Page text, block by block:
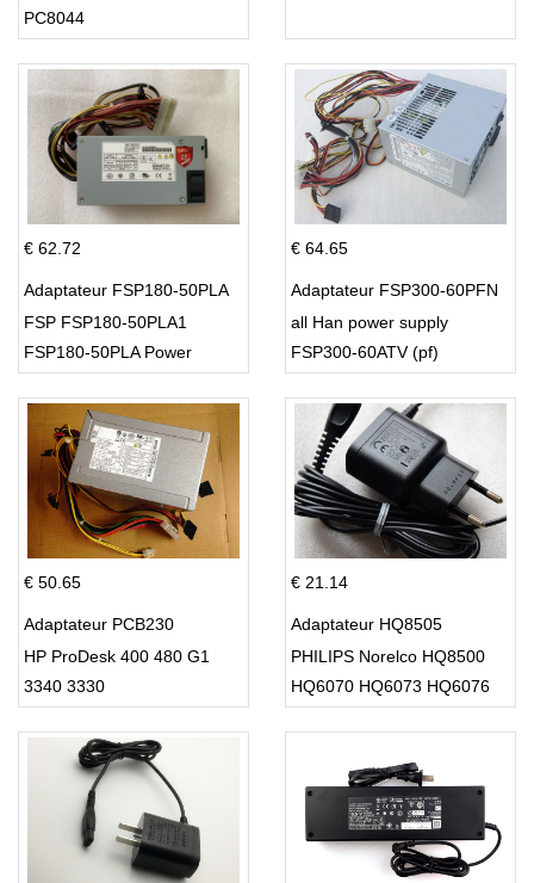
PC8044
€ 62.72
Adaptateur FSP180-50PLA
FSP FSP180-50PLA1
FSP180-50PLA Power
€ 64.65
Adaptateur FSP300-60PFN
all Han power supply
FSP300-60ATV (pf)
€ 50.65
Adaptateur PCB230
HP ProDesk 400 480 G1
3340 3330
€ 21.14
Adaptateur HQ8505
PHILIPS Norelco HQ8500
HQ6070 HQ6073 HQ6076